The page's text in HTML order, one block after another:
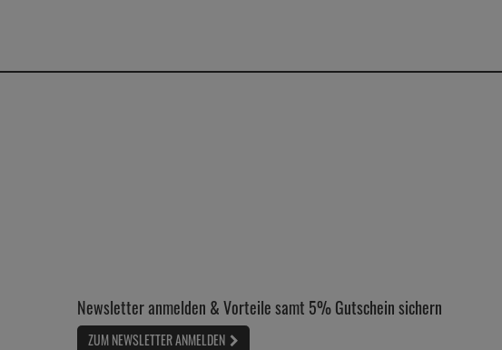
Newsletter anmelden & Vorteile samt 5% Gutschein sichern
ZUM NEWSLETTER ANMELDEN